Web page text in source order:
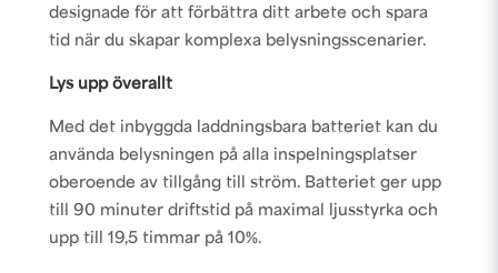
designade för att förbättra ditt arbete och spara
tid när du skapar komplexa belysningsscenarier.
Lys upp överallt
Med det inbyggda laddningsbara batteriet kan du
använda belysningen på alla inspelningsplatser
oberoende av tillgång till ström. Batteriet ger upp
till 90 minuter driftstid på maximal ljusstyrka och
upp till 19,5 timmar på 10%.